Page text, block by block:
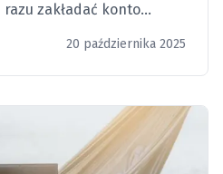
zakładać konto
często korzystając z
20 października 2025